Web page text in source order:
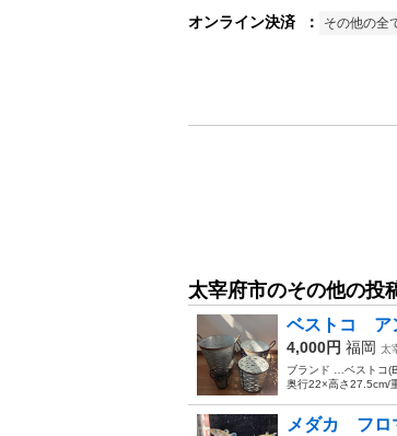
オンライン決済 ： その他の全
太宰府市のその他の投
ベストコ ア
4,000円 福岡 太
ブランド …ベストコ
奥行22×高さ27.5cm/
メダカ フロ